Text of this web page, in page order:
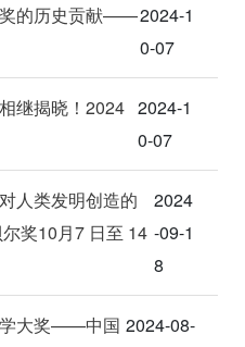
奖的历史贡献——2024-1
0-07
继揭晓！2024 2024-1
0-07
人类发明创造的
奖10月7 日至 14
2024
-09-1
8
学大奖——中国 2024-08-